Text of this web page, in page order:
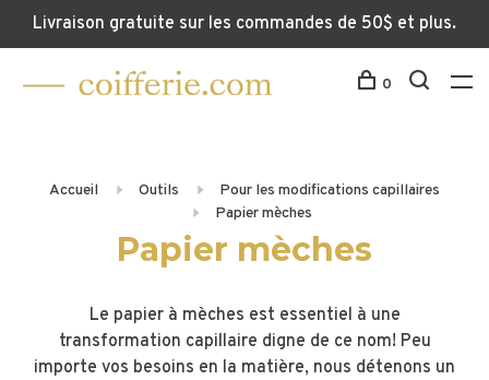
Livraison gratuite sur les commandes de 50$ et plus.
0
Accueil Outils
Pour les modifications capillaires
Papier mèches
Papier mèches
Le papier à mèches est essentiel à une
transformation capillaire digne de ce nom! Peu
importe vos besoins en la matière, nous détenons un